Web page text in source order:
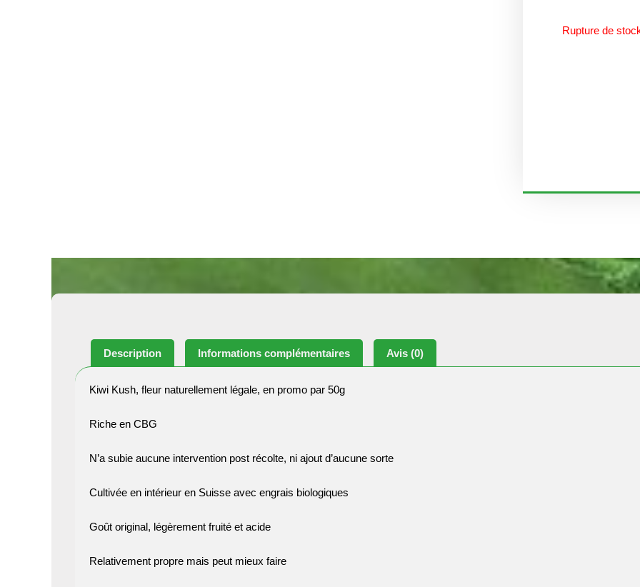
Rupture de
Description Informations complémentaires Avis (0)
Kiwi Kush, fleur naturellement légale, en promo par 50g
Riche en CBG
N’a subie aucune intervention post récolte, ni ajout d’aucune sorte
Cultivée en intérieur en Suisse avec engrais biologiques
Goût original, légèrement fruité et acide
Relativement propre mais peut mieux faire